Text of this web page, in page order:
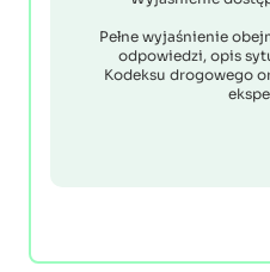
Pełne wyjaśnienie
odpowiedzi, opis
Kodeksu drogowego